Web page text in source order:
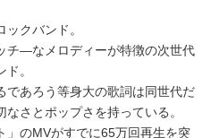
クバンド。
チ―なメロディーが特徴の次世代
。
であろう等身大の歌詞は同世代だ
さとポップさを持っている。
」のMVがすでに65万回再生を突